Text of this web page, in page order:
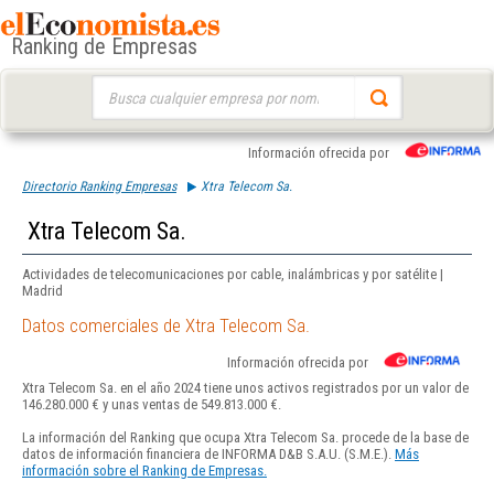
Ranking de Empresas
Información ofrecida por
Directorio Ranking Empresas Xtra Telecom Sa.
Xtra Telecom Sa.
Actividades de telecomunicaciones por cable, inalámbricas y por satélite |
Madrid
Datos comerciales de Xtra Telecom Sa.
Información ofrecida por
Xtra Telecom Sa. en el año 2024 tiene unos activos registrados por un valor de
146.280.000 € y unas ventas de 549.813.000 €.
La información del Ranking que ocupa Xtra Telecom Sa. procede de la base de
datos de información financiera de INFORMA D&B S.A.U. (S.M.E.). Más
información sobre el Ranking de Empresas.